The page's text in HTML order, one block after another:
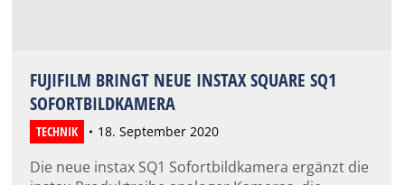
FUJIFILM BRINGT NEUE INSTAX SQUARE SQ1
SOFORTBILDKAMERA
TECHNIK 18. September 2020
Die neue instax SQ1 Sofortbildkamera ergänzt die